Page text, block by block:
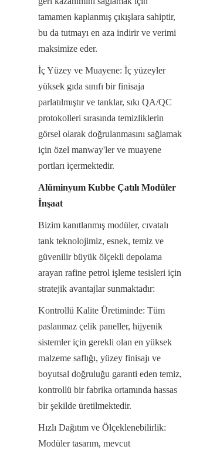
tamamen kaplanmış çıkışlara sahiptir,
bu da tutmayı en aza indirir ve verimi
maksimize eder.
İç Yüzey ve Muayene: İç yüzeyler
yüksek gıda sınıfı bir finisaja
parlatılmıştır ve tanklar, sıkı QA/QC
protokolleri sırasında temizliklerin
görsel olarak doğrulanmasını sağlamak
için özel manway'ler ve muayene
portları içermektedir.
Alüminyum Kubbe Çatılı Modüler
İnşaat
Bizim kanıtlanmış modüler, cıvatalı
tank teknolojimiz, esnek, temiz ve
güvenilir büyük ölçekli depolama
arayan rafine petrol işleme tesisleri için
stratejik avantajlar sunmaktadır:
Kontrollü Kalite Üretiminde: Tüm
paslanmaz çelik paneller, hijyenik
sistemler için gerekli olan en yüksek
malzeme saflığı, yüzey finisajı ve
boyutsal doğruluğu garanti eden temiz,
kontrollü bir fabrika ortamında hassas
bir şekilde üretilmektedir.
Hızlı Dağıtım ve Ölçeklenebilirlik:
Modüler tasarım, mevcut